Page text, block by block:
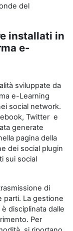
del
installati in
e-
sviluppate da
e-Learning
social network.
Twitter e
generate
pagina della
dei social plugin
sui social
di
parti. La gestione
disciplinata dalle
Per